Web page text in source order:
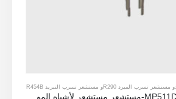
و مستشعر تسرب المبرد R290 و مستشعر تسرب التبريد R454B